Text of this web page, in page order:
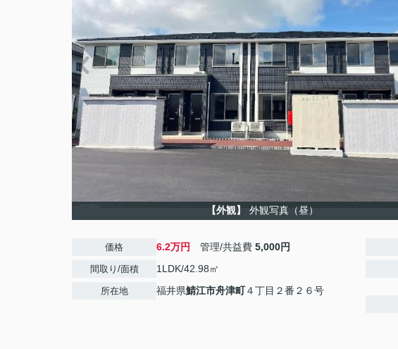
【外観】 外観写真（昼）
価格 6.2万円 管理/共益費 5,000円
間取り/面積 1LDK/42.98㎡
所在地 福井県鯖江市舟津町４丁目２番２６号